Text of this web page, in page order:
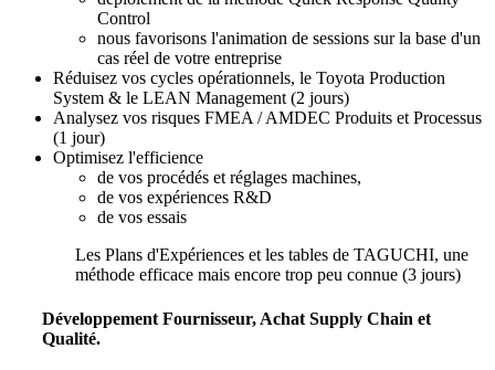
Control
nous favorisons l'animation de sessions sur la base d'un
cas réel de votre entreprise
Réduisez vos cycles opérationnels, le Toyota Production
System & le LEAN Management (2 jours)
Analysez vos risques FMEA / AMDEC Produits et Processus
(1 jour)
Optimisez l'efficience
de vos procédés et réglages machines,
de vos expériences R&D
de vos essais
Les Plans d'Expériences et les tables de TAGUCHI, une
méthode efficace mais encore trop peu connue (3 jours)
Développement Fournisseur, Achat Supply Chain et
Qualité.